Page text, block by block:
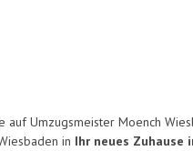
auf Umzugsmeister Moench
in Ihr neues Zuhause